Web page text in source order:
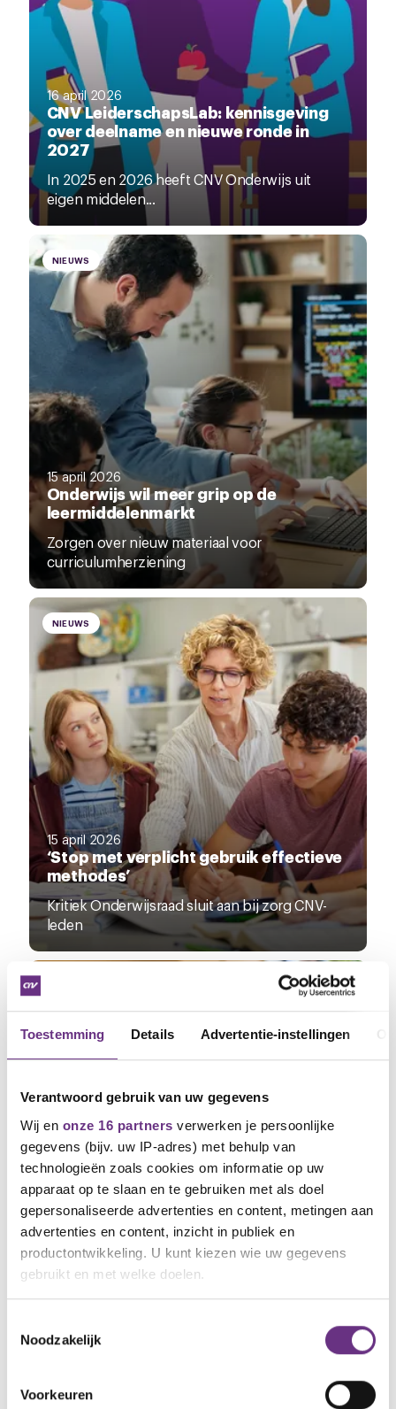
Toestemming Details Advertentie-instellingen
Verantwoord gebruik van uw gegevens
Wij en onze 16 partners verwerken je persoonlijke
gegevens (bijv. uw IP-adres) met behulp van
technologieën zoals cookies om informatie op uw
apparaat op te slaan en te gebruiken met als doel
gepersonaliseerde advertenties en content, metingen aan
advertenties en content, inzicht in publiek en
productontwikkeling. U kunt kiezen wie uw gegevens
gebruikt en met welke doelen.
Informatie verzamelen over uw geografische
Uw apparaat identificeren door het actief te
scannen op specifieke eigenschappen (fingerprinting)
Noodzakelijk
Voorkeuren
16 april 2026
CNV LeiderschapsLab: kennisgeving
over deelname en nieuwe ronde in
2027
In 2025 en 2026 heeft CNV Onderwijs uit
eigen middelen...
NIEUWS
15 april 2026
Onderwijs wil meer grip op de
leermiddelenmarkt
Zorgen over nieuw materiaal voor
curriculumherziening
NIEUWS
15 april 2026
‘Stop met verplicht gebruik effectieve
methodes’
Kritiek Onderwijsraad sluit aan bij zorg CNV-
leden
15 april 2026
Kwaliteit onderwijs onder druk: ‘Stop
met pleisters plakken, investeer in
mensen’